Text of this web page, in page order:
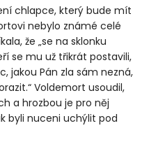
chlapce, který bude mít
nebylo známé celé
že „se na sklonku
se mu už třikrát postavili,
jakou Pán zla sám nezná,
Voldemort usoudil,
a hrozbou je pro něj
byli nuceni uchýlit pod